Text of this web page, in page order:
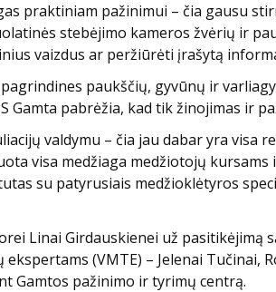
praktiniam pažinimui – čia gausu
stebėjimo kameros žvėrių ir
vaizdus ar peržiūrėti įrašytą
paukščių, gyvūnų ir
pabrėžia, kad tik žinojimas ir
valdymu – čia jau dabar yra visa
visa medžiaga medžiotojų
su patyrusiais medžioklėtyros
Linai Girdauskienei už pasitikėjimą
(VMTE) – Jelenai Tučinai,
Gamtos pažinimo ir tyrimų centrą.